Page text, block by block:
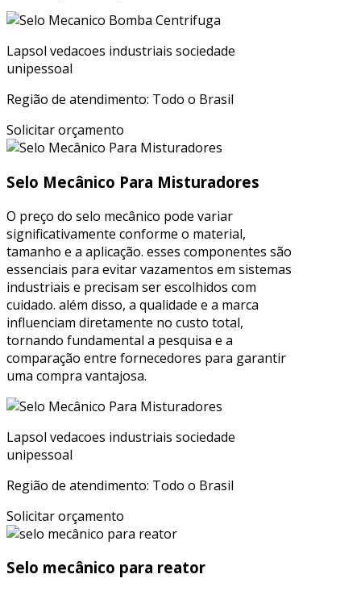
Lapsol vedacoes industriais sociedade
unipessoal
Região de atendimento: Todo o Brasil
Solicitar orçamento
Selo Mecânico Para Misturadores
O preço do selo mecânico pode variar
significativamente conforme o material,
tamanho e a aplicação. esses componentes são
essenciais para evitar vazamentos em sistemas
industriais e precisam ser escolhidos com
cuidado. além disso, a qualidade e a marca
influenciam diretamente no custo total,
tornando fundamental a pesquisa e a
comparação entre fornecedores para garantir
uma compra vantajosa.
Lapsol vedacoes industriais sociedade
unipessoal
Região de atendimento: Todo o Brasil
Solicitar orçamento
Selo mecânico para reator